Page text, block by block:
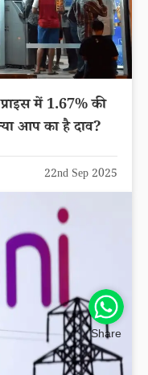
में 1.67% की
आप का है दाव?
22nd Sep 2025
Share